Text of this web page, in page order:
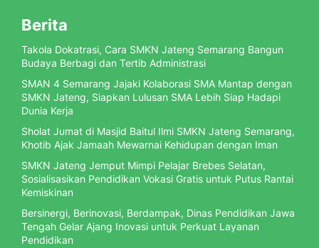
Berita
Takola Dokatrasi, Cara SMKN Jateng Semarang Bangun
Budaya Berbagi dan Tertib Administrasi
SMAN 4 Semarang Jajaki Kolaborasi SMA Mantap dengan
SMKN Jateng, Siapkan Lulusan SMA Lebih Siap Hadapi
Dunia Kerja
Sholat Jumat di Masjid Baitul Ilmi SMKN Jateng Semarang,
Khotib Ajak Jamaah Mewarnai Kehidupan dengan Iman
SMKN Jateng Jemput Mimpi Pelajar Brebes Selatan,
Sosialisasikan Pendidikan Vokasi Gratis untuk Putus Rantai
Kemiskinan
Bersinergi, Berinovasi, Berdampak, Dinas Pendidikan Jawa
Tengah Gelar Ajang Inovasi untuk Perkuat Layanan
Pendidikan